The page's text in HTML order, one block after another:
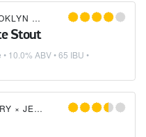
BREWERY
Stout
• 10.0% ABV • 65 IBU •
× JEJU BEER COMPANY